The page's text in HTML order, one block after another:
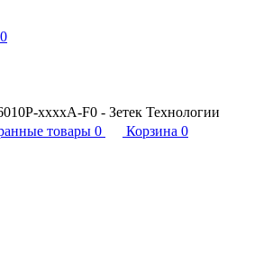
0
xxxxA-F0 - Зетек Технологии
товары 0 Корзина 0